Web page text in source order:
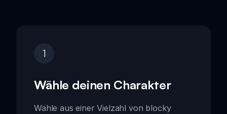
1
Wähle deinen Charakter
Wähle aus einer Vielzahl von blocky